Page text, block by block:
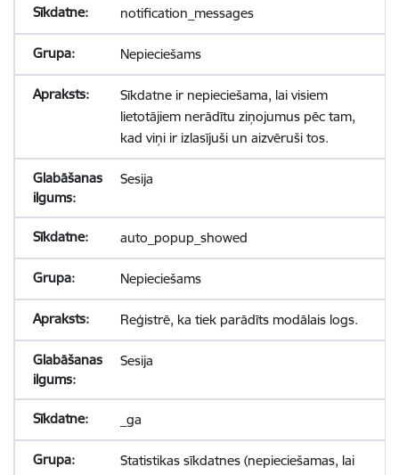
notification_messages
Nepieciešams
Sīkdatne ir nepieciešama, lai visiem
lietotājiem nerādītu ziņojumus pēc tam,
kad viņi ir izlasījuši un aizvēruši tos.
Sesija
auto_popup_showed
Nepieciešams
Reģistrē, ka tiek parādīts modālais logs.
Sesija
_ga
Statistikas sīkdatnes (nepieciešamas, lai